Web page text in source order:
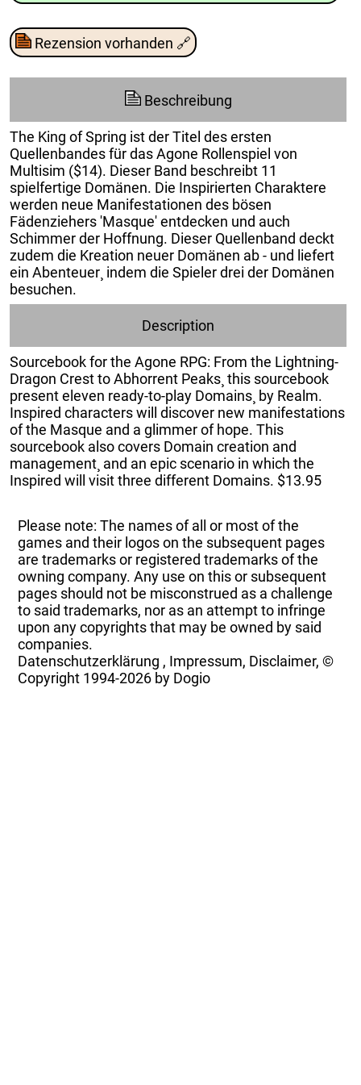
Rezension vorhanden 🔗
Beschreibung
The King of Spring ist der Titel des ersten
Quellenbandes für das Agone Rollenspiel von
Multisim ($14). Dieser Band beschreibt 11
spielfertige Domänen. Die Inspirierten Charaktere
werden neue Manifestationen des bösen
Fädenziehers 'Masque' entdecken und auch
Schimmer der Hoffnung. Dieser Quellenband deckt
zudem die Kreation neuer Domänen ab - und liefert
ein Abenteuer¸ indem die Spieler drei der Domänen
besuchen.
Description
Sourcebook for the Agone RPG: From the Lightning-
Dragon Crest to Abhorrent Peaks¸ this sourcebook
present eleven ready-to-play Domains¸ by Realm.
Inspired characters will discover new manifestations
of the Masque and a glimmer of hope. This
sourcebook also covers Domain creation and
management¸ and an epic scenario in which the
Inspired will visit three different Domains. $13.95
Please note: The names of all or most of the
games and their logos on the subsequent pages
are trademarks or registered trademarks of the
owning company. Any use on this or subsequent
pages should not be misconstrued as a challenge
to said trademarks, nor as an attempt to infringe
upon any copyrights that may be owned by said
companies.
Datenschutzerklärung , Impressum, Disclaimer, ©
Copyright 1994-2026 by Dogio